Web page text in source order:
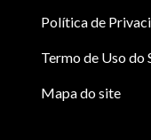
Política de
Termo de Uso do
Mapa do site